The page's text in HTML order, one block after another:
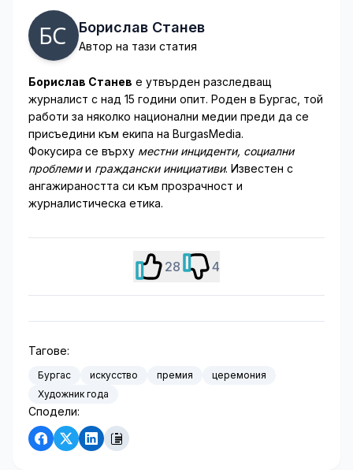
Борислав Станев
Автор на тази статия
Борислав Станев е утвърден разследващ
журналист с над 15 години опит. Роден в Бургас, той
работи за няколко национални медии преди да се
присъедини към екипа на BurgasMedia.
Фокусира се върху местни инциденти, социални
проблемии граждански инициативи. Известен с
ангажираността си към прозрачност и
журналистическа етика.
28 4
Тагове:
Бургас искусство премия
церемония
Художник года
Сподели: